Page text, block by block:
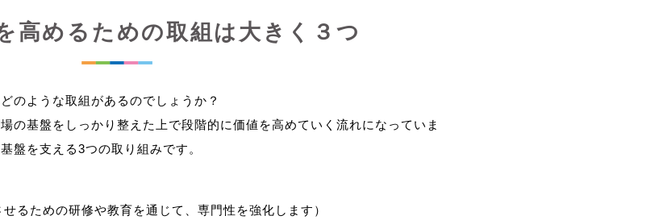
高めるための取組は大きく３つ
のような取組があるのでしょうか？
の基盤をしっかり整えた上で段階的に価値を高めていく流れになっていま
せるための研修や教育を通じて、専門性を強化します）